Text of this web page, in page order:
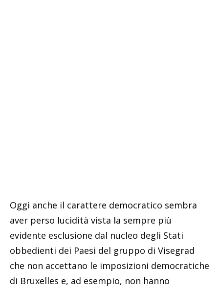
Oggi anche il carattere democratico sembra
aver perso lucidità vista la sempre più
evidente esclusione dal nucleo degli Stati
obbedienti dei Paesi del gruppo di Visegrad
che non accettano le imposizioni democratiche
di Bruxelles e, ad esempio, non hanno